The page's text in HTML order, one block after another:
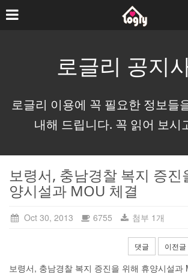
로글리 공지
로글리 이용에 꼭 필요한 정보들
내해 드립니다. 꼭 읽어 보시
보령서, 충남경찰 복지 증진
양시설과 MOU 체결
Oct 30, 2013 6755 첨부 1개
댓글 이전글
보령서, 충남경찰 복지 증진을 위해 휴양시설과